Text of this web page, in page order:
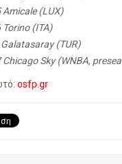
(LUX)
(ITA)
(TUR)
Sky (WNBA,
osfp.gr